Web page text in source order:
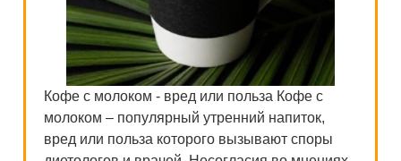
Кофе с молоком - вред или польза Кофе с
молоком – популярный утренний напиток,
вред или польза которого вызывают споры